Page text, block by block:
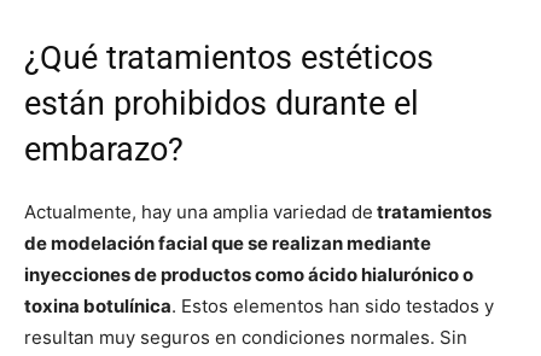
¿Qué tratamientos estéticos
están prohibidos durante el
embarazo?
Actualmente, hay una amplia variedad de tratamientos
de modelación facial que se realizan mediante
inyecciones de productos como ácido hialurónico o
toxina botulínica. Estos elementos han sido testados y
resultan muy seguros en condiciones normales. Sin